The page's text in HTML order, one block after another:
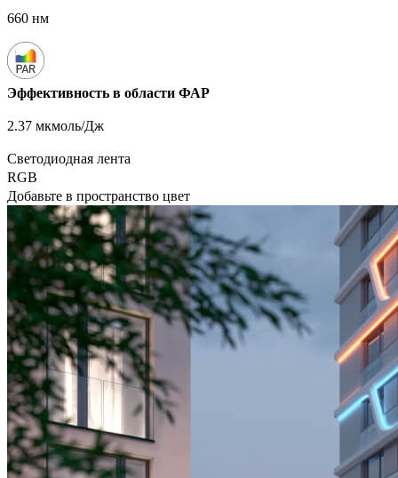
660 нм
Эффективность в области ФАР
2.37 мкмоль/Дж
Светодиодная лента
RGB
Добавьте в пространство цвет